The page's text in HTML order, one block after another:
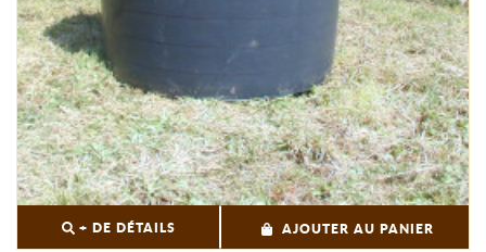
+ DE DÉTAILS AJOUTER AU PANIER